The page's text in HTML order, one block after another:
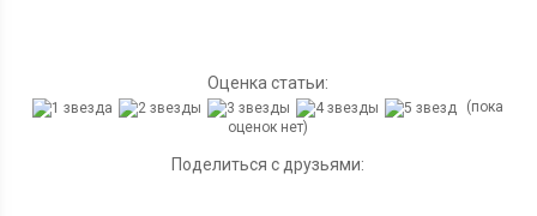
Оценка статьи:
(пока
оценок нет)
Поделиться с друзьями: